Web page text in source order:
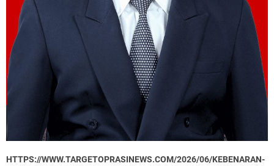
HTTPS://WWW.TARGETOPRASINEWS.COM/2026/06/KEBENARAN-